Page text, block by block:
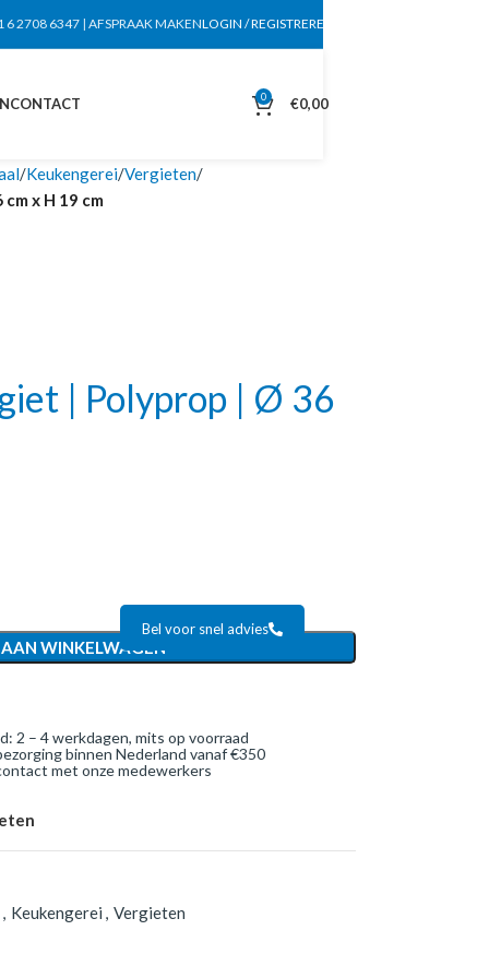
6 2708 6347 | AFSPRAAK MAKENLOGIN / REGISTREREN
CONTACT 0 €0,00
Keukengerei Vergieten
x H 19 cm
| Polyprop | Ø 36
WINKELWAGEN
Bel voor snel advies
2 – 4 werkdagen, mits op voorraad
binnen Nederland vanaf €350
met onze medewerkers
, Keukengerei , Vergieten